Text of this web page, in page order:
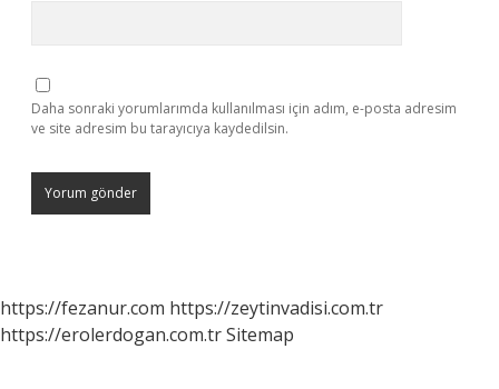
Daha sonraki yorumlarımda kullanılması için adım, e-posta adresim
ve site adresim bu tarayıcıya kaydedilsin.
https://fezanur.com https://zeytinvadisi.com.tr
https://erolerdogan.com.trSitemap